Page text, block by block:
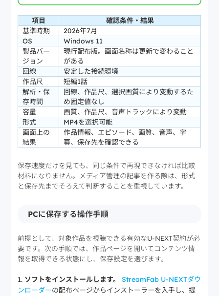
項目
確認条件・結果
基準時期
2026年7月
OS
Windows 11
製品バー
ジョン
現行配布版。画面名称は更新で変わること
がある
回線
安定した接続環境
作品尺
短編1話
解析・保
存時間
回線、作品尺、選択画質により変動するた
め固定値なし
容量
画質、作品尺、音声トラックにより変動
形式
MP4を選択可能
画面上の
結果
作品情報、エピソード、画質、音声、字
幕、保存先を確認できる
保存速度だけを見ても、同じ条件で再現できなければ比較
材料になりません。メディア管理の記事を作る際は、形式
と保存先までそろえて判断することを重視しています。
PCに保存する操作手順
前提として、対象作品を視聴できる有効なU-NEXT契約が必
要です。次の手順では、作品ページを開いてコンテンツ情
報を取得できる状態にし、保存設定を選びます。
ソフトをインストールします。
StreamFab U-NEXTダウ
ンローダーの配布ページからインストーラーを入手し、提